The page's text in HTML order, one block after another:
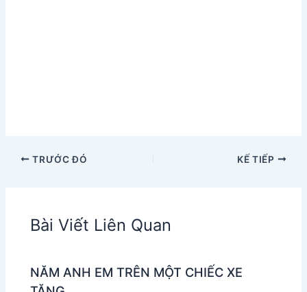
TRƯỚC ĐÓ KẾ TIẾP
Bài Viết Liên Quan
NĂM ANH EM TRÊN MỘT CHIẾC XE